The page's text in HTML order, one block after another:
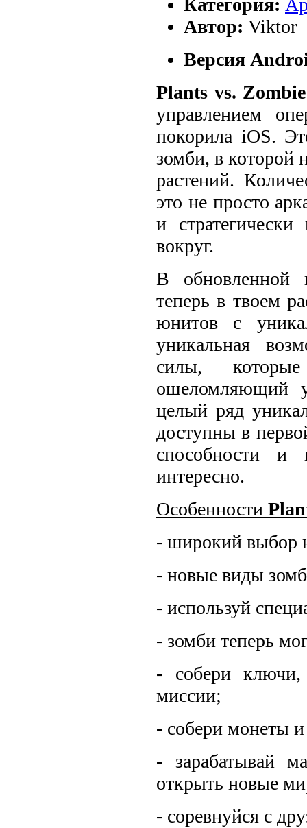
Категория:
Автор: Viktor
Версия
Plants vs.
управлением
покорила iOS.
зомби, в которой
растений.
это не просто
и
вокруг.
В обновленной
теперь в твоем
юнитов с
уникальная
силы,
ошеломляющий
целый ряд
доступны в
способности и
интересно.
Особенности
- широкий выбор
- новые виды
- используй
- зомби теперь
- собери ключи,
миссии;
- собери монеты
- зарабатывай
открыть новые
- соревнуйся с